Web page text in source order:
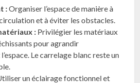
:Organiser l’espace de manière à
et à éviter les obstacles.
: Privilégier les matériaux
pour agrandir
Le carrelage blanc reste un
un éclairage fonctionnel et